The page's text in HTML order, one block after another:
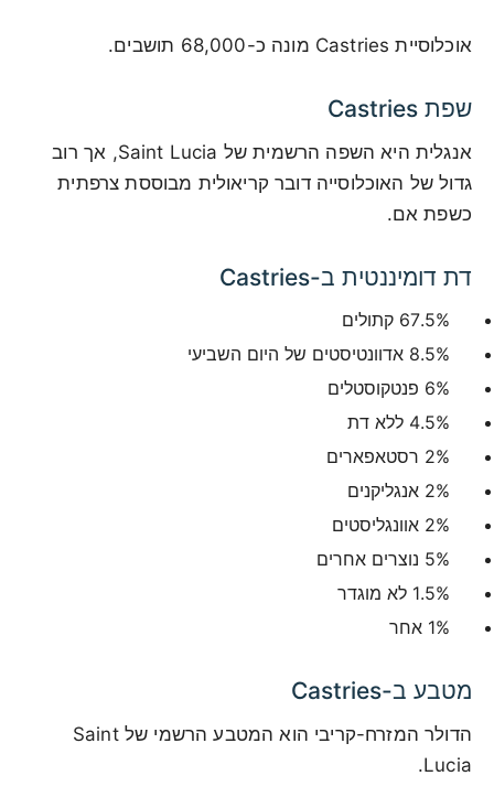
אוכלוסיית Castries מונה כ-68,000 תושבים.
שפת Castries
אנגלית היא השפה הרשמית של Saint Lucia, אך רוב
גדול של האוכלוסייה דובר קריאולית מבוססת צרפתית
כשפת אם.
דת דומיננטית ב-Castries
67.5% קתולים
8.5% אדוונטיסטים של היום השביעי
6% פנטקוסטלים
4.5% ללא דת
2% רסטאפארים
2% אנגליקנים
2% אוונגליסטים
5% נוצרים אחרים
1.5% לא מוגדר
1% אחר
מטבע ב-Castries
הדולר המזרח-קריבי הוא המטבע הרשמי של Saint
Lucia.